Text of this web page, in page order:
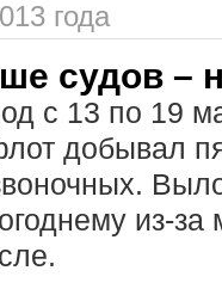
года
судов –
с 13 по 19
добывал
из-за